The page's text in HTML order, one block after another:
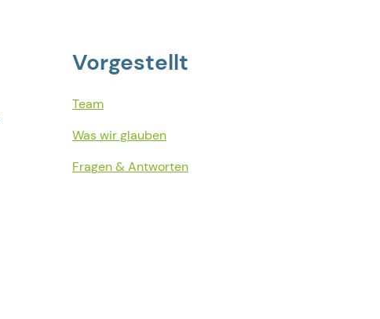
Vorgestellt
Team
Was wir glauben
Fragen & Antworten